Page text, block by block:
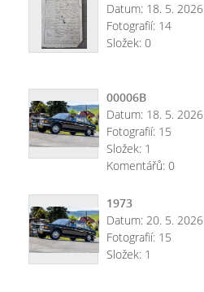
Datum: 18. 5. 2026
Fotografií: 14
Složek: 0
00006B
Datum: 18. 5. 2026
Fotografií: 15
Složek: 1
Komentářů: 0
1973
Datum: 20. 5. 2026
Fotografií: 15
Složek: 1